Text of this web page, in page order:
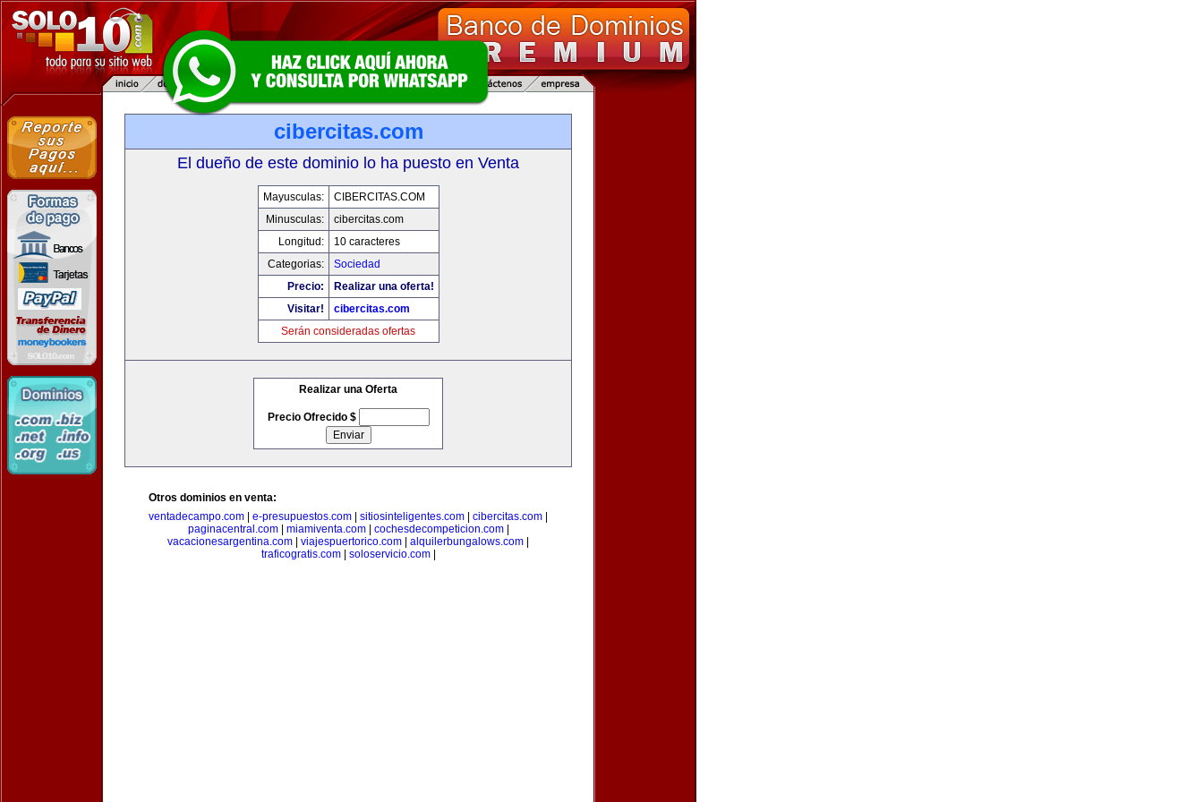
cibercitas.com
El dueño de este dominio lo ha puesto en Venta
Mayusculas:
CIBERCITAS.COM
Minusculas:
cibercitas.com
Longitud:
10 caracteres
Categorias:
Sociedad
Precio:
Realizar una oferta!
Visitar!
cibercitas.com
Serán consideradas ofertas
Realizar una Oferta
Precio Ofrecido $
Otros dominios en venta:
ventadecampo.com
e-presupuestos.com sitiosinteligentes.com cibercitas.com
paginacentral.com| miamiventa.com| cochesdecompeticion.com|
vacacionesargentina.com
viajespuertorico.com alquilerbungalows.com
traficogratis.com| soloservicio.com|